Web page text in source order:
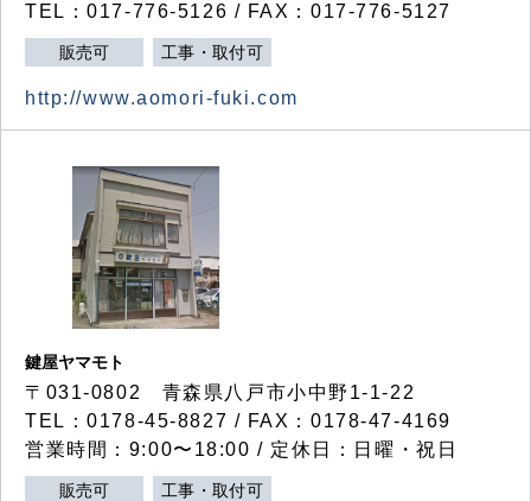
TEL：017-776-5126 / FAX：017-776-5127
販売可 工事・取付可
http://www.aomori-fuki.com
鍵屋ヤマモト
〒031-0802 青森県八戸市小中野1-1-22
TEL：0178-45-8827 / FAX：0178-47-4169
営業時間：9:00〜18:00 / 定休日：日曜・祝日
販売可 工事・取付可